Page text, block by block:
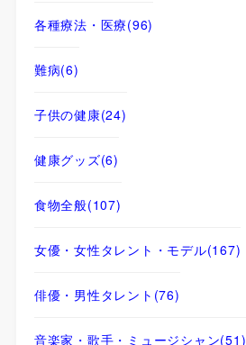
各種療法・医療(96)
難病(6)
子供の健康(24)
健康グッズ(6)
食物全般(107)
女優・女性タレント・モデル(167)
俳優・男性タレント (76)
音楽家・歌手・ミュージシャン(51)